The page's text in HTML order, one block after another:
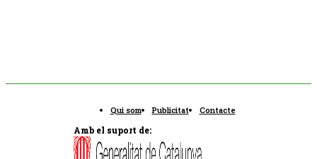
Qui som Publicitat Contacte
Amb el suport de: